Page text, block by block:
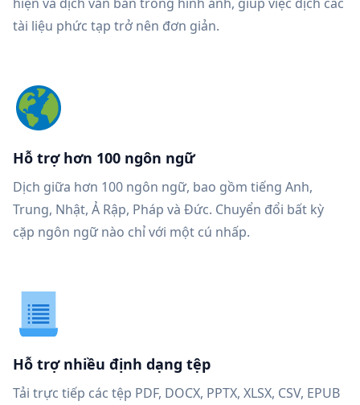
tài liệu phức tạp trở nên đơn giản.
Hỗ trợ hơn 100 ngôn ngữ
Dịch giữa hơn 100 ngôn ngữ, bao gồm tiếng Anh,
Trung, Nhật, Ả Rập, Pháp và Đức. Chuyển đổi bất kỳ
cặp ngôn ngữ nào chỉ với một cú nhấp.
Hỗ trợ nhiều định dạng tệp
Tải trực tiếp các tệp PDF, DOCX, PPTX, XLSX, CSV, EPUB